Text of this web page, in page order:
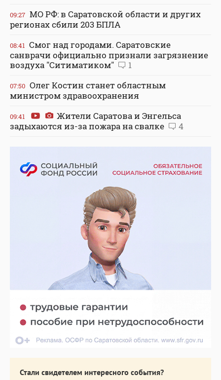
09:27 МО РФ: в Саратовской области и других
регионах сбили 203 БПЛА
08:41 Смог над городами. Саратовские
санврачи официально признали загрязнение
воздуха "Ситиматиком"
1
07:50 Олег Костин станет областным
министром здравоохранения
09:41
Жители Саратова и Энгельса
задыхаются из-за пожара на свалке
4
Стали свидетелем интересного события?